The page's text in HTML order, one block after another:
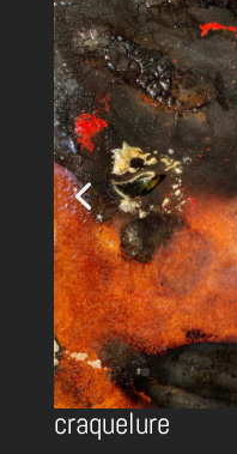
craquelure